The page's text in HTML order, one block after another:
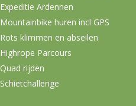
Expeditie Ardennen
Mountainbike huren incl GPS
Rots klimmen en abseilen
Highrope Parcours
Quad rijden
Schietchallenge